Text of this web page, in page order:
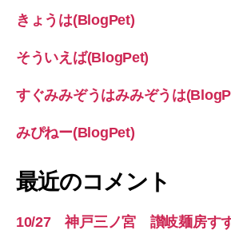
きょうは(BlogPet)
そういえば(BlogPet)
すぐみみぞうはみみぞうは
みぴねー(BlogPet)
最近のコメント
10/27 神戸三ノ宮 讃岐麺房す